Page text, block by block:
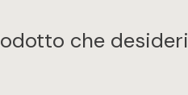
che desideri